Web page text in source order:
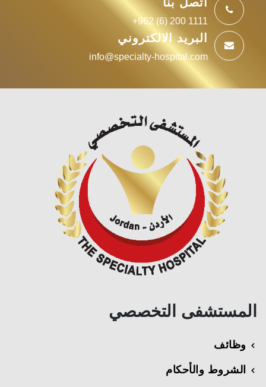
+962 (6) 200 1111
البريد الالكتروني
info@specialty-hospital.com
المستشفى التخصصي
وظائف
الشروط والأحكام